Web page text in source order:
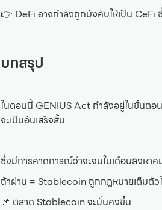
👉 DeFi อาจกำลังถูกบังคับให้เป็น
บทสรุป
ในตอนนี้ GENIUS Act กำลังอยู่ในขั้นตอ
จะเป็นอันเสร็จสิ้น
ซึ่งมีการคาดการณ์ว่าจะจบในเดือนสิงหา
ถ้าผ่าน = Stablecoin ถูกกฎหมายเต็มตัว
📌 ตลาด Stablecoin จะมั่นคงขึ้น